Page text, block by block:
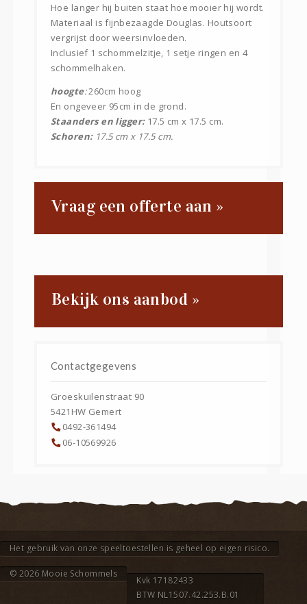
Hoe langer hij buiten staat hoe mooier hij wordt.
Materiaal is fijnbezaagde Douglas. Houtsoort
vergrijst door weersinvloeden.
Inclusief 1 schommelzitje, 1 setje ringen en 4
schommelhaken.
hoogte:260cm hoog
En ongeveer 95cm in de grond.
Staanders en ligger:17.5 cm x 17.5 cm.
Schoren: 17.5 cm x 17.5 cm.
Vraag een offerte aan »
Bekijk ons aanbod »
Contactgegevens
Groeskuilenstraat 90
5421HW Gemert
0492-361494
06-10569926
Het gebruik van onze speeltoestellen is geheel op eigen risico.
© 2026 Mooie Schommels
Kvk 17182433
BTW NL1507.42.253.B.01